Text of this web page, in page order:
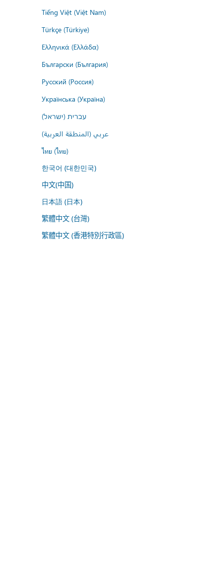
Tiếng Việt (Việt Nam)
Türkçe (Türkiye)
Ελληνικά (Ελλάδα)
Български (България)
Русский (Россия)
Українська (Україна)
עברית (ישראל)
عربي (المنطقة العربية)
ไทย (ไทย)
한국어 (대한민국)
中文(中国)
日本語 (日本)
繁體中文 (台灣)
繁體中文 (香港特別行政區)